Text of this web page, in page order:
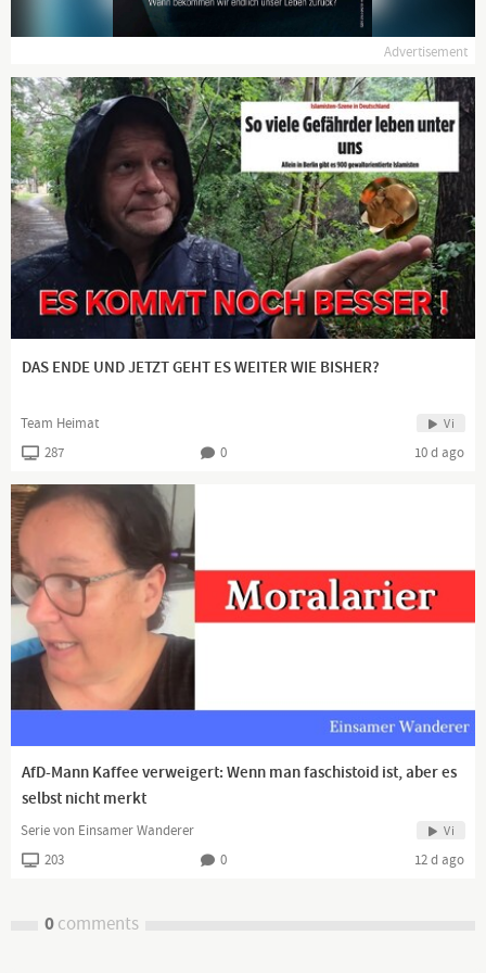
Advertisement
DAS ENDE UND JETZT GEHT ES WEITER WIE BISHER?
Team Heimat Vi
287 0 10 d ago
AfD-Mann Kaffee verweigert: Wenn man faschistoid ist, aber es
selbst nicht merkt
Serie von Einsamer Wanderer Vi
203 0 12 d ago
0comments